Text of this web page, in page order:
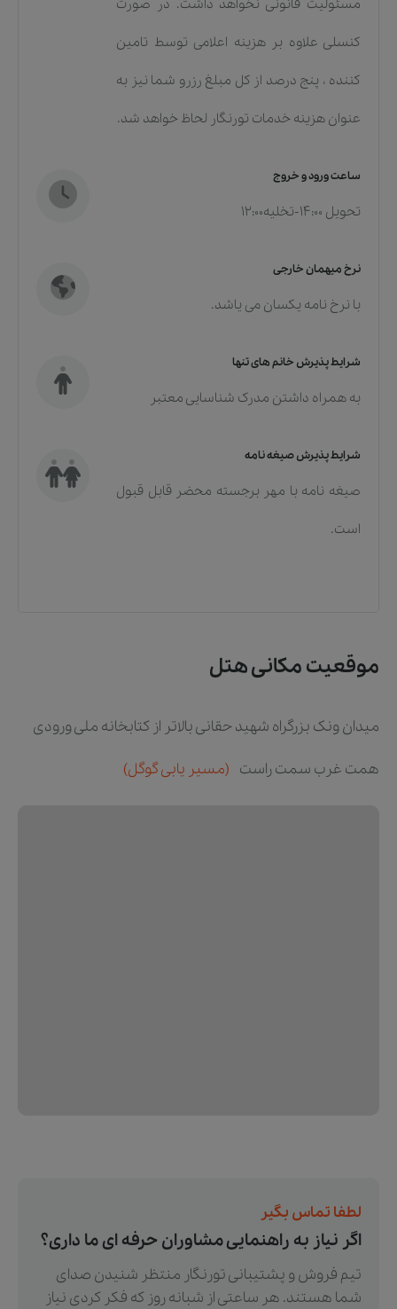
مسئولیت قانونی نخواهد داشت. در صورت
کنسلی علاوه بر هزینه اعلامی توسط تامین
کننده ، پنج درصد از کل مبلغ رزرو شما نیز به
عنوان هزینه خدمات تورنگار لحاظ خواهد شد.
ساعت ورود و خروج
تحویل 14:00-تخلیه12:00
نرخ میهمان خارجی
با نرخ نامه یکسان می یاشد.
شرایط پذیرش خانم های تنها
به همراه داشتن مدرک شناسایی معتبر
شرایط پذیرش صیغه نامه
صیغه نامه با مهر برجسته محضر قابل قبول
است.
موقعیت مکانی هتل
میدان ونک بزرگراه شهید حقانی بالاتر از کتابخانه ملی ورودی
همت غرب سمت راست (مسیر یابی گوگل)
لطفا تماس بگیر
اگر نیاز به راهنمایی مشاوران حرفه ای ما داری؟
تیم فروش و پشتیبانی تورنگار منتظر شنیدن صدای
شما هستند. هر ساعتی از شبانه روز که فکر کردی نیاز